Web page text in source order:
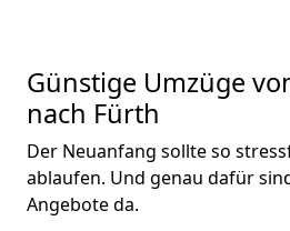
Günstige Umzüge
nach Fürth
Der Neuanfang sollte so
ablaufen. Und genau dafür
Angebote da.